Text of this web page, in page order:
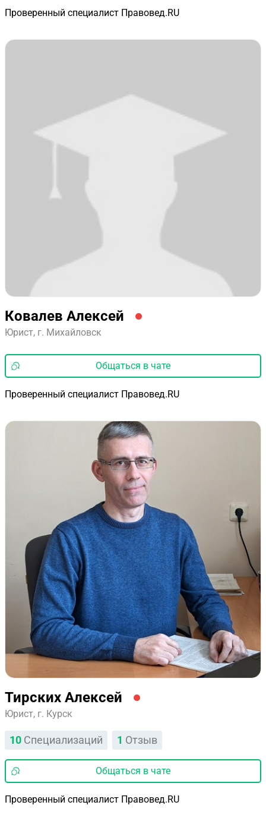
Проверенный специалист Правовед.RU
Ковалев Алексей
Юрист, г. Михайловск
Общаться в чате
Проверенный специалист Правовед.RU
Тирских Алексей
Юрист, г. Курск
10 Специализаций 1 Отзыв
Общаться в чате
Проверенный специалист Правовед.RU